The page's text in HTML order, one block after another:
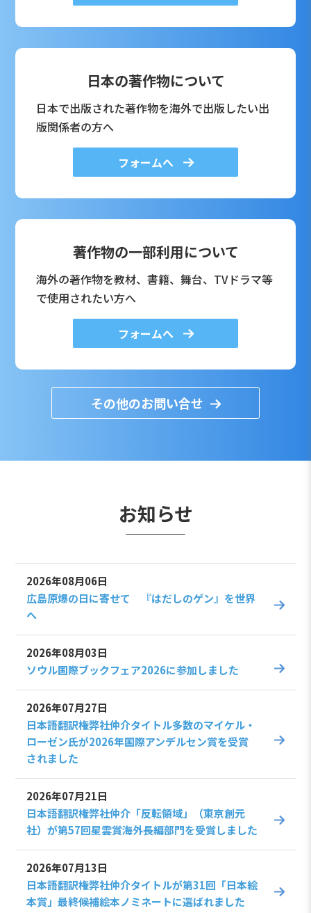
日本の著作物について
日本で出版された著作物を海外で出版したい出
版関係者の方へ
フォームへ
著作物の一部利用について
海外の著作物を教材、書籍、舞台、TVドラマ等
で使用されたい方へ
フォームへ
その他のお問い合せ
お知らせ
2026年08月06日
広島原爆の日に寄せて 『はだしのゲン』を世界
へ
2026年08月03日
ソウル国際ブックフェア2026に参加しました
2026年07月27日
日本語翻訳権弊社仲介タイトル多数のマイケル・
ローゼン氏が2026年国際アンデルセン賞を受賞
されました
2026年07月21日
日本語翻訳権弊社仲介「反転領域」（東京創元
社）が第57回星雲賞海外長編部門を受賞しました
2026年07月13日
日本語翻訳権弊社仲介タイトルが第31回「日本絵
本賞」最終候補絵本ノミネートに選ばれました